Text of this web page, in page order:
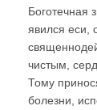
Боготечная
явился еси,
чистым,
Тому
болезни,